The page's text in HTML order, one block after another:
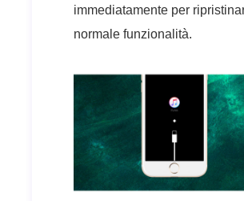
immediatamente per
normale funzionalità.